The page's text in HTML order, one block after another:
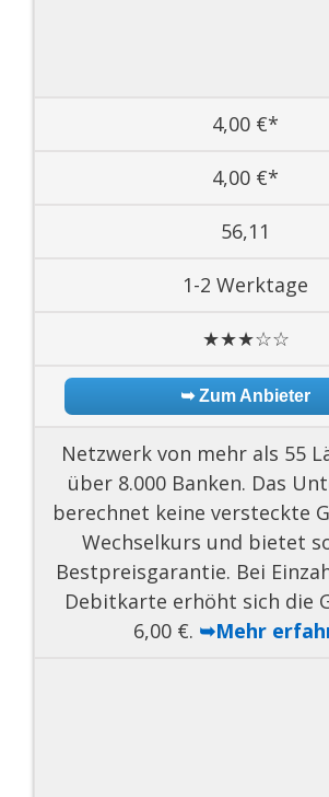
4,00 €*
4,00 €*
56,11
1-2 Werktage
★★★☆☆
➥ Zum Anbieter
Netzwerk von mehr als 55
über 8.000 Banken. Das
berechnet keine versteckte
Wechselkurs und bietet
Bestpreisgarantie. Bei
Debitkarte erhöht sich die
6,00 €. ➥Mehr